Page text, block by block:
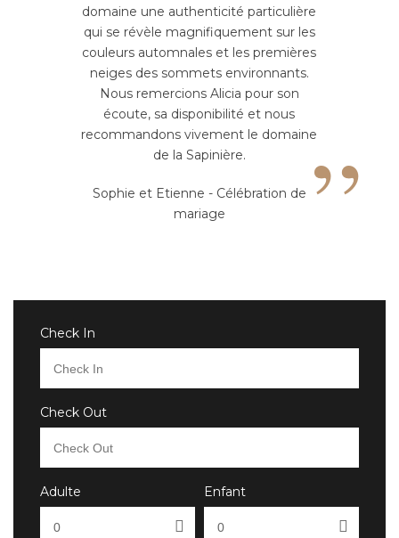
domaine une authenticité particulière
qui se révèle magnifiquement sur les
couleurs automnales et les premières
neiges des sommets environnants.
Nous remercions Alicia pour son
écoute, sa disponibilité et nous
recommandons vivement le domaine
de la Sapinière.
”
Sophie et Etienne - Célébration de
mariage
Check In
Check Out
Adulte Enfant